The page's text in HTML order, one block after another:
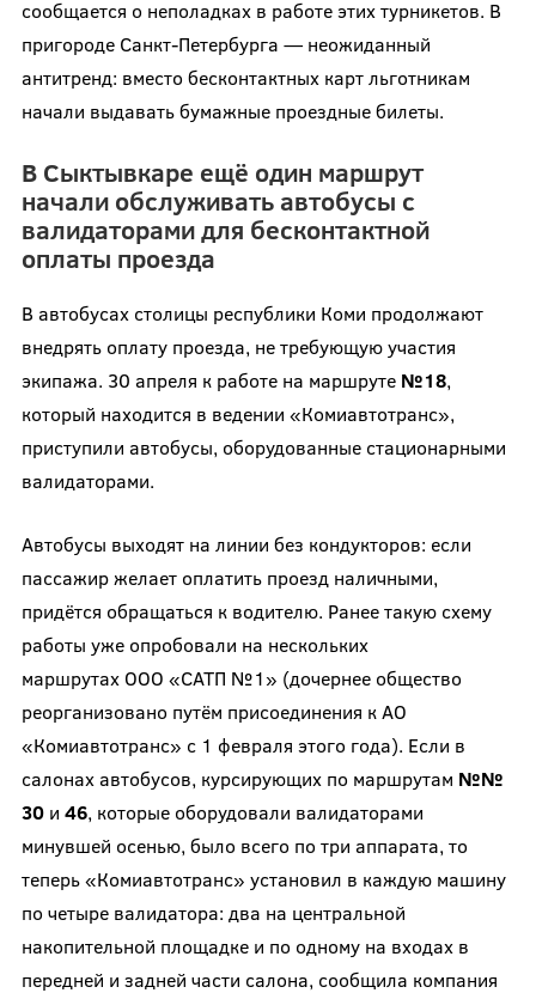
сообщается о неполадках в работе этих турникетов. В
пригороде Санкт-Петербурга — неожиданный
антитренд: вместо бесконтактных карт льготникам
начали выдавать бумажные проездные билеты.
В Сыктывкаре ещё один маршрут
начали обслуживать автобусы с
валидаторами для бесконтактной
оплаты проезда
В автобусах столицы республики Коми продолжают
внедрять оплату проезда, не требующую участия
экипажа. 30 апреля к работе на маршруте №18,
который находится в ведении «Комиавтотранс»,
приступили автобусы, оборудованные стационарными
валидаторами.
Автобусы выходят на линии без кондукторов: если
пассажир желает оплатить проезд наличными,
придётся обращаться к водителю. Ранее такую схему
работы уже опробовали на нескольких
маршрутах ООО «САТП №1» (дочернее общество
реорганизовано путём присоединения к АО
«Комиавтотранс» с 1 февраля этого года). Если в
салонах автобусов, курсирующих по маршрутам №№
30 и 46, которые оборудовали валидаторами
минувшей осенью, было всего по три аппарата, то
теперь «Комиавтотранс» установил в каждую машину
по четыре валидатора: два на центральной
накопительной площадке и по одному на входах в
передней и задней части салона, сообщила компания